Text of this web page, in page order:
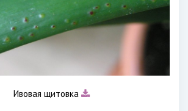
Ивовая щитовка